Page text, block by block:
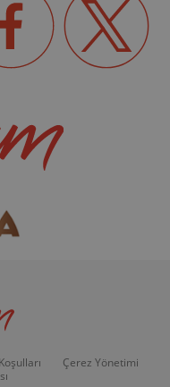
Çerez Yönetimi